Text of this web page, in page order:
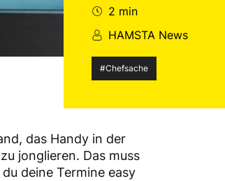
2 min
HAMSTA News
#Chefsache
das Handy in der
jonglieren. Das muss
deine Termine easy